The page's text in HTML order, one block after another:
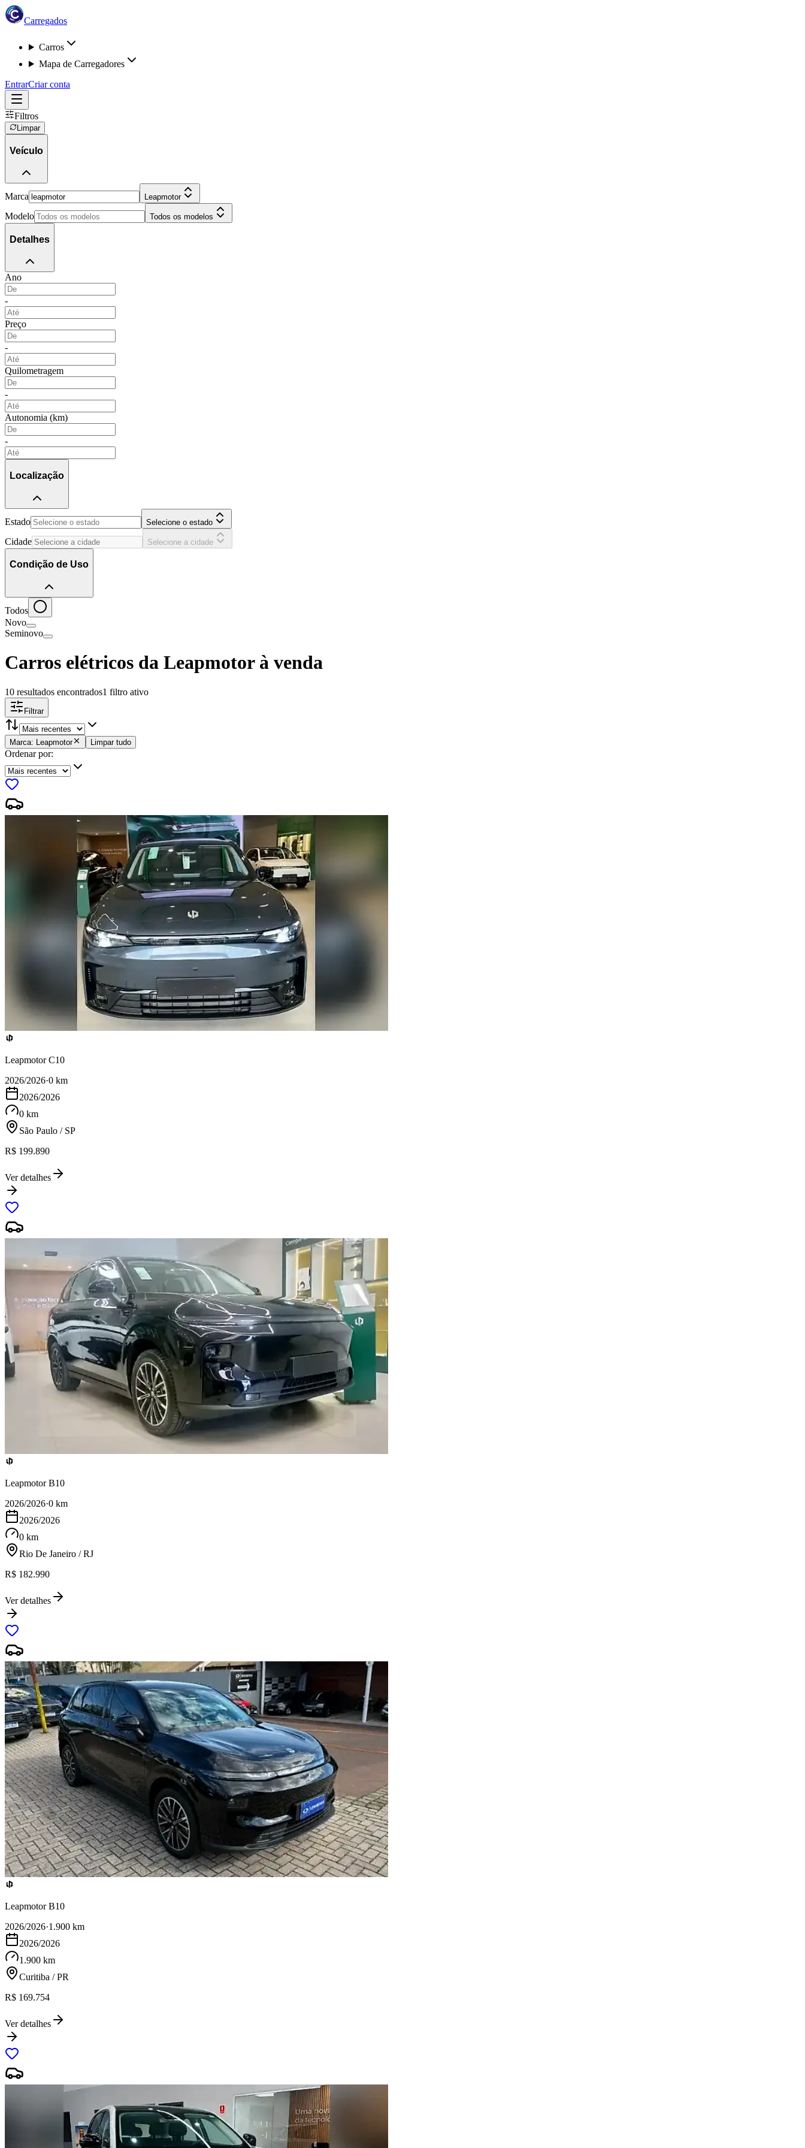
Carregados
Carros
Mapa de Carregadores
EntrarCriar conta
Filtros
Limpar
Veículo
Marca Leapmotor
Modelo Todos os modelos
Detalhes
Ano
-
Preço
-
Quilometragem
-
Autonomia (km)
-
Localização
Estado Selecione o estado
Cidade Selecione a cidade
Condição de Uso
Todos
Novo
Seminovo
Carros elétricos da Leapmotor à venda
10 resultados encontrados1 filtro ativo
Filtrar
Marca: Leapmotor Limpar tudo
Ordenar por:
Leapmotor C10
2026/2026·0 km
2026/2026
0 km
São Paulo / SP
R$ 199.890
Ver detalhes
Leapmotor B10
2026/2026·0 km
2026/2026
0 km
Rio De Janeiro / RJ
R$ 182.990
Ver detalhes
Leapmotor B10
2026/2026·1.900 km
2026/2026
1.900 km
Curitiba / PR
R$ 169.754
Ver detalhes